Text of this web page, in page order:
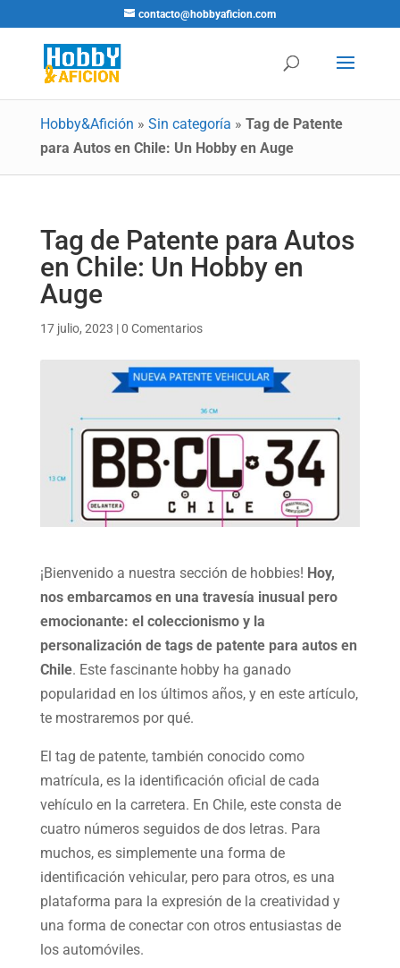
contacto@hobbyaficion.com
Hobby&Afición » Sin categoría » Tag de Patente
para Autos en Chile: Un Hobby en Auge
Tag de Patente para Autos
en Chile: Un Hobby en
Auge
17 julio, 2023 |0 Comentarios
¡Bienvenido a nuestra sección de hobbies! Hoy,
nos embarcamos en una travesía inusual pero
emocionante: el coleccionismo y la
personalización de tags de patente para autos en
Chile. Este fascinante hobby ha ganado
popularidad en los últimos años, y en este artículo,
te mostraremos por qué.
El tag de patente, también conocido como
matrícula, es la identificación oficial de cada
vehículo en la carretera. En Chile, este consta de
cuatro números seguidos de dos letras. Para
muchos, es simplemente una forma de
identificación vehicular, pero para otros, es una
plataforma para la expresión de la creatividad y
una forma de conectar con otros entusiastas de
los automóviles.